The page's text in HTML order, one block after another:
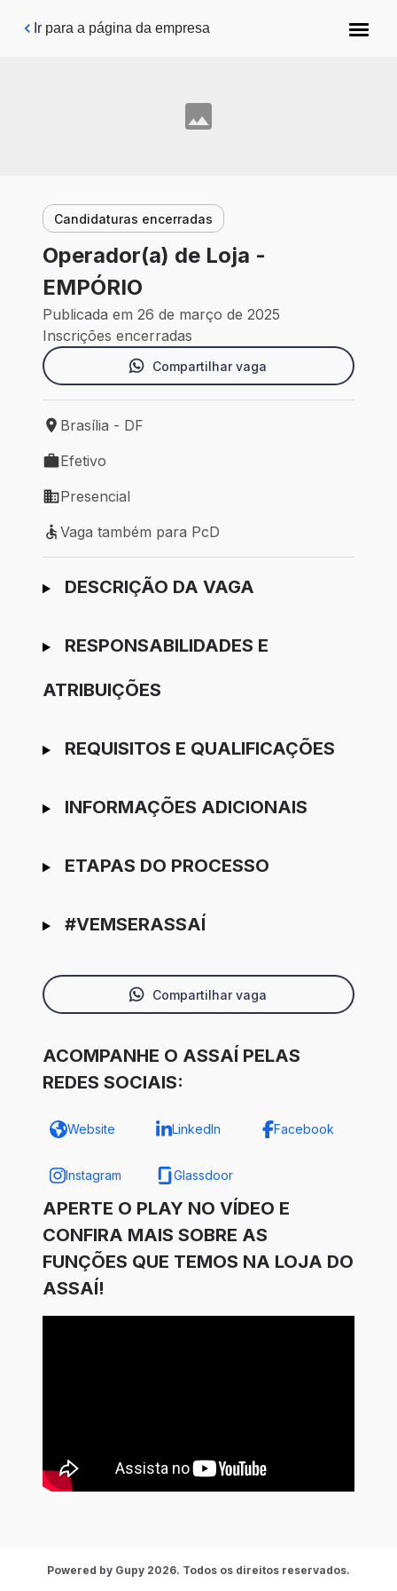
Pular para o conteúdo principal
Ir para a página da empresa
Candidaturas encerradas
Operador(a) de Loja -
EMPÓRIO
Publicada em 26 de março de 2025
Inscrições encerradas
Compartilhar vaga
Local de trabalho: Brasília - DF
Brasília - DF
Tipo de vaga: Efetivo
Efetivo
Modelo de trabalho: Presencial
Presencial
Vaga também para PcD
Vaga também para PcD
Ir para candidatura
DESCRIÇÃO DA VAGA
RESPONSABILIDADES E
ATRIBUIÇÕES
REQUISITOS E QUALIFICAÇÕES
INFORMAÇÕES ADICIONAIS
ETAPAS DO PROCESSO
#VEMSERASSAÍ
Compartilhar vaga
ACOMPANHE O ASSAÍ PELAS
REDES SOCIAIS:
Website LinkedIn Facebook
Instagram Glassdoor
APERTE O PLAY NO VÍDEO E
CONFIRA MAIS SOBRE AS
FUNÇÕES QUE TEMOS NA LOJA DO
ASSAÍ!
Powered by Gupy 2026. Todos os direitos reservados.